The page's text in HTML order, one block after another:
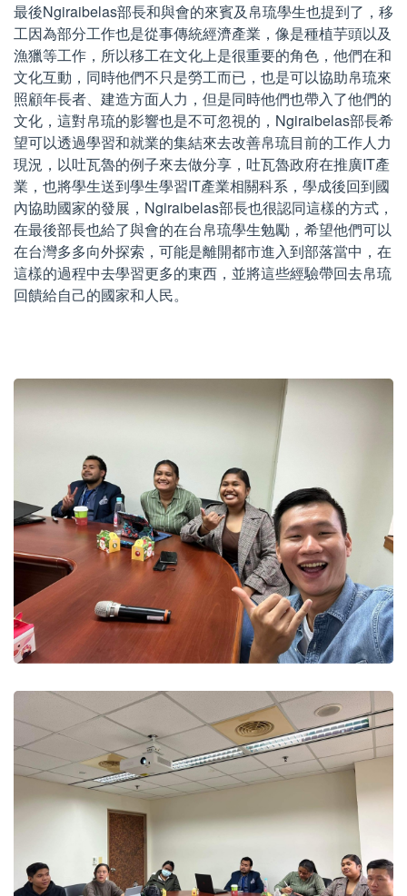
最後Ngiraibelas部長和與會的來賓及帛琉學生也提到了，移
工因為部分工作也是從事傳統經濟產業，像是種植芋頭以及
漁獵等工作，所以移工在文化上是很重要的角色，他們在和
文化互動，同時他們不只是勞工而已，也是可以協助帛琉來
照顧年長者、建造方面人力，但是同時他們也帶入了他們的
文化，這對帛琉的影響也是不可忽視的，Ngiraibelas部長希
望可以透過學習和就業的集結來去改善帛琉目前的工作人力
現況，以吐瓦魯的例子來去做分享，吐瓦魯政府在推廣IT產
業，也將學生送到學生學習IT產業相關科系，學成後回到國
內協助國家的發展，Ngiraibelas部長也很認同這樣的方式，
在最後部長也給了與會的在台帛琉學生勉勵，希望他們可以
在台灣多多向外探索，可能是離開都市進入到部落當中，在
這樣的過程中去學習更多的東西，並將這些經驗帶回去帛琉
回饋給自己的國家和人民。